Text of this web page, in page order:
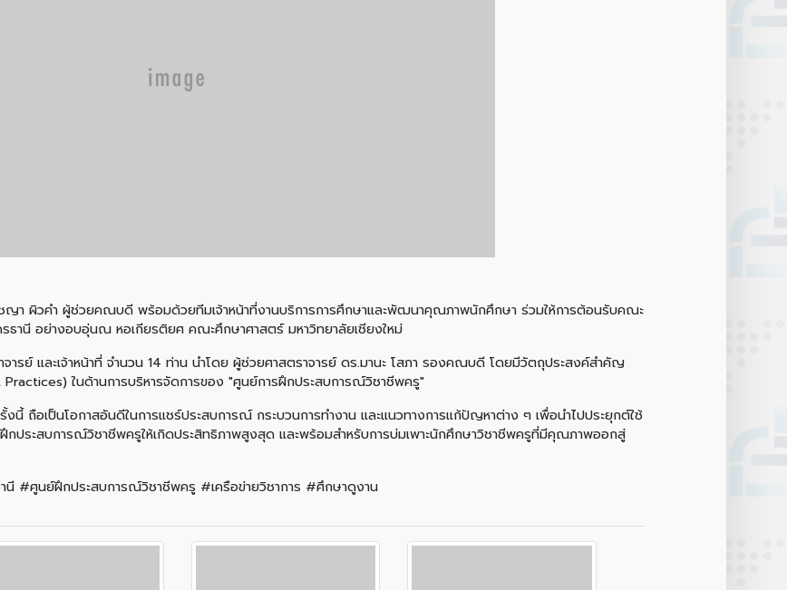
ญา ผิวคำ ผู้ช่วยคณบดี พร้อมด้วยทีมเจ้าหน้าที่งานบริการการศึกษาและพัฒนาคุณภาพนักศึกษา ร่วมให้การต้อนรับคณะ
ธานี อย่างอบอุ่นณ หอเกียรติยศ คณะศึกษาศาสตร์ มหาวิทยาลัยเชียงใหม่
รย์ และเจ้าหน้าที่ จำนวน 14 ท่าน นำโดย ผู้ช่วยศาสตราจารย์ ดร.มานะ โสภา รองคณบดี โดยมีวัตถุประสงค์สำคัญ
ในด้านการบริหารจัดการของ "ศูนย์การฝึกประสบการณ์วิชาชีพครู"
งนี้ ถือเป็นโอกาสอันดีในการแชร์ประสบการณ์ กระบวนการทำงาน และแนวทางการแก้ปัญหาต่าง ๆ เพื่อนำไปประยุกต์ใช้
กประสบการณ์วิชาชีพครูให้เกิดประสิทธิภาพสูงสุด และพร้อมสำหรับการบ่มเพาะนักศึกษาวิชาชีพครูที่มีคุณภาพออกสู่
#ศูนย์ฝึกประสบการณ์วิชาชีพครู #เครือข่ายวิชาการ #ศึกษาดูงาน